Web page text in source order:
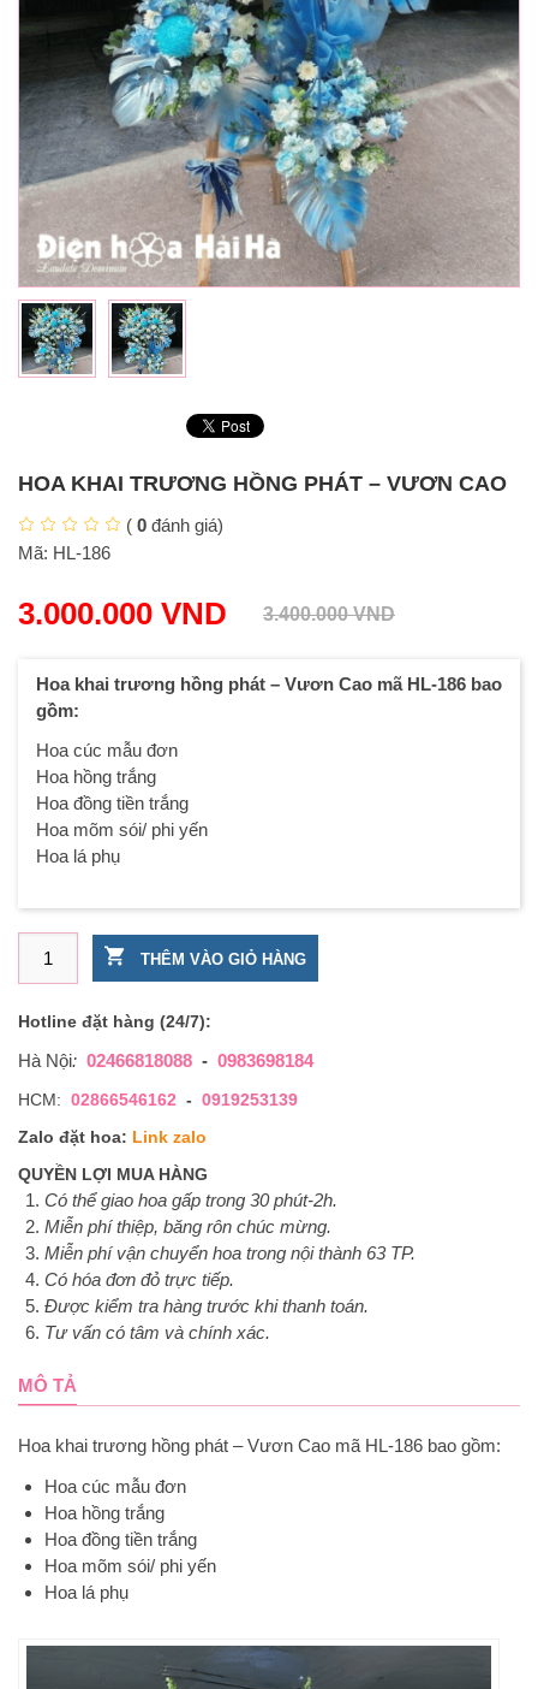
HOA KHAI TRƯƠNG HỒNG PHÁT – VƯƠN CAO
( 0 đánh giá)
Mã: HL-186
3.400.000VND
3.000.000 VND
Hoa khai trương hồng phát – Vươn Cao mã HL-186 bao
gồm:
Hoa cúc mẫu đơn
Hoa hồng trắng
Hoa đồng tiền trắng
Hoa mõm sói/ phi yến
Hoa lá phụ
Hoa khai trương hồng phát – Vươn Cao số lượng
THÊM VÀO GIỎ HÀNG
Hotline đặt hàng (24/7):
Hà Nội: 02466818088 - 0983698184
HCM: 02866546162 - 0919253139
Zalo đặt hoa: Link zalo
QUYỀN LỢI MUA HÀNG
Có thể giao hoa gấp trong 30 phút-2h.
Miễn phí thiệp, băng rôn chúc mừng.
Miễn phí vận chuyển hoa trong nội thành 63 TP.
Có hóa đơn đỏ trực tiếp.
Được kiểm tra hàng trước khi thanh toán.
Tư vấn có tâm và chính xác.
MÔ TẢ
Hoa khai trương hồng phát – Vươn Cao mã HL-186 bao gồm:
Hoa cúc mẫu đơn
Hoa hồng trắng
Hoa đồng tiền trắng
Hoa mõm sói/ phi yến
Hoa lá phụ